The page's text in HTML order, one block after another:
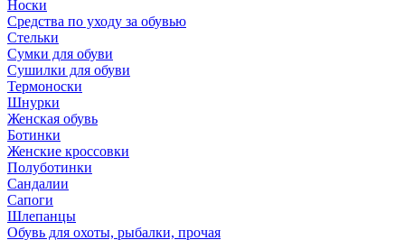
Носки
Средства по уходу за обувью
Стельки
Сумки для обуви
Сушилки для обуви
Термоноски
Шнурки
Женская обувь
Ботинки
Женские кроссовки
Полуботинки
Сандалии
Сапоги
Шлепанцы
Обувь для охоты, рыбалки, прочая